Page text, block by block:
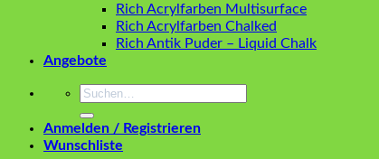
Rich Acrylfarben Multisurface
Rich Acrylfarben Chalked
Rich Antik Puder – Liquid Chalk
Angebote
Suchen
Anmelden / Registrieren
Wunschliste